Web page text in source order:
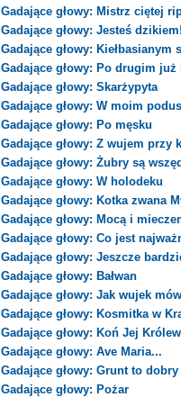
Gadające głowy: Mistrz ciętej
Gadające głowy: Jesteś dzikiem!
Gadające głowy:
Gadające głowy: Po drugim już
Gadające głowy: Skarżypyta
Gadające głowy: W moim
Gadające głowy: Po męsku
Gadające głowy: Z wujem przy
Gadające głowy: Żubry są
Gadające głowy: W holodeku
Gadające głowy: Kotka zwana
Gadające głowy: Mocą i
Gadające głowy: Co jest
Gadające głowy: Jeszcze
Gadające głowy: Bałwan
Gadające głowy: Jak wujek
Gadające głowy: Kosmitka w
Gadające głowy: Koń Jej
Gadające głowy: Ave Maria...
Gadające głowy: Grunt to
Gadające głowy: Pożar